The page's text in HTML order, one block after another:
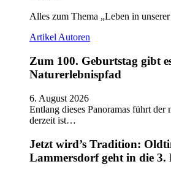
Alles zum Thema „Leben in
ArtikelAutoren
Zum 100. Geburtstag gibt
Naturerlebnispfad
6. August 2026
Entlang dieses Panoramas führt der
derzeit ist…
Jetzt wird’s Tradition:
Lammersdorf geht in die 3.